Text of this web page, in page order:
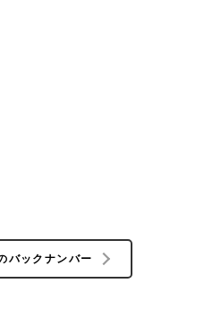
バックナンバー